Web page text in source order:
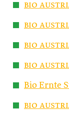
bio
bio
bio
bio
Bio Ernte
bio